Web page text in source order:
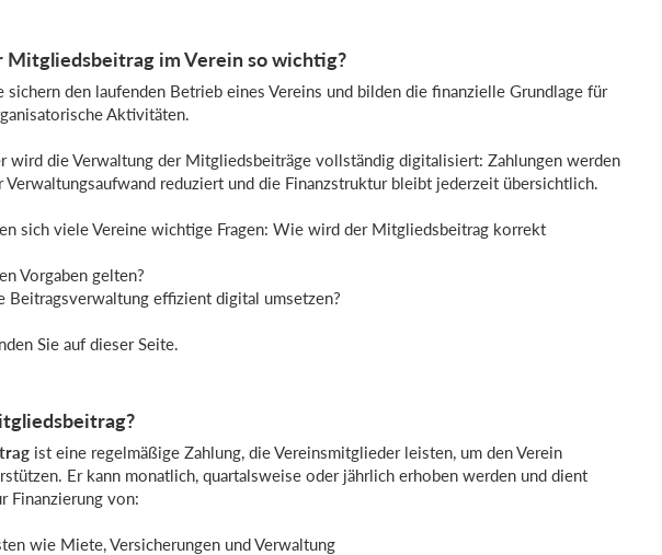
Mitgliedsbeitrag im Verein so wichtig?
den laufenden Betrieb eines Vereins und bilden die finanzielle Grundlage für
Aktivitäten.
wird die Verwaltung der Mitgliedsbeiträge vollständig digitalisiert: Zahlungen werden
Verwaltungsaufwand reduziert und die Finanzstruktur bleibt jederzeit übersichtlich.
sich viele Vereine wichtige Fragen: Wie wird der Mitgliedsbeitrag korrekt
Vorgaben gelten?
Beitragsverwaltung effizient digital umsetzen?
Sie auf dieser Seite.
ist eine regelmäßige Zahlung, die Vereinsmitglieder leisten, um den Verein
Er kann monatlich, quartalsweise oder jährlich erhoben werden und dient
Finanzierung von:
wie Miete, Versicherungen und Verwaltung